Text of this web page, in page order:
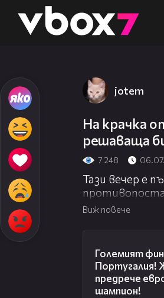
👾
jotem
На крачка
решаваща
7 248
Тази вечер е
всичко от
интригуващ
Виж повече
Големият
Португалия!
предрече
шампион!